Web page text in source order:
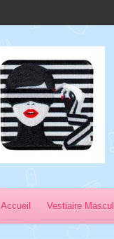
Accueil Vestiaire